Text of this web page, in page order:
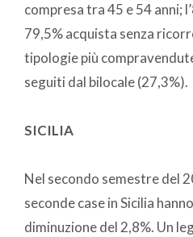
compresa tra 45 e 54 anni;
79,5% acquista senza
tipologie più
seguiti dal bilocale (27,3%).
SICILIA
Nel secondo semestre del
seconde case in Sicilia
diminuzione del 2,8%. Un